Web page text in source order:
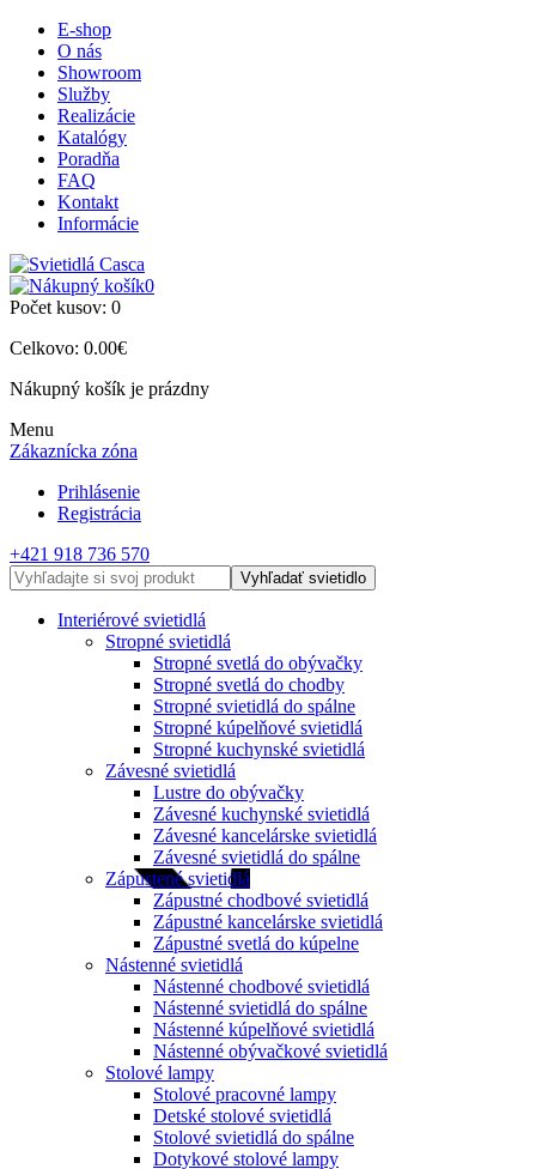
E-shop
O nás
Showroom
Služby
Realizácie
Katalógy
Poradňa
FAQ
Kontakt
Informácie
0
Počet kusov: 0
Celkovo: 0.00€
Nákupný košík je prázdny
Menu
Zákaznícka zóna
Prihlásenie
Registrácia
+421 918 736 570
Vyhľadať svietidlo
Interiérové svietidlá
Stropné svietidlá
Stropné svetlá do obývačky
Stropné svetlá do chodby
Stropné svietidlá do spálne
Stropné kúpelňové svietidlá
Stropné kuchynské svietidlá
Závesné svietidlá
Lustre do obývačky
Závesné kuchynské svietidlá
Závesné kancelárske svietidlá
Závesné svietidlá do spálne
Zápustené svietidlá
Zápustné chodbové svietidlá
Zápustné kancelárske svietidlá
Zápustné svetlá do kúpelne
Nástenné svietidlá
Nástenné chodbové svietidlá
Nástenné svietidlá do spálne
Nástenné kúpelňové svietidlá
Nástenné obývačkové svietidlá
Stolové lampy
Stolové pracovné lampy
Detské stolové svietidlá
Stolové svietidlá do spálne
Dotykové stolové lampy